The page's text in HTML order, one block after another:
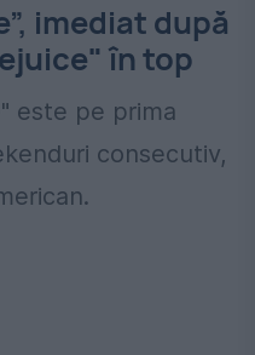
imediat după
în top
este pe prima
consecutiv,